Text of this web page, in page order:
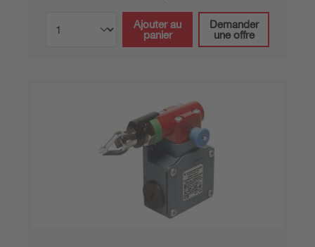
Ajouter au
panier
Demander
une offre